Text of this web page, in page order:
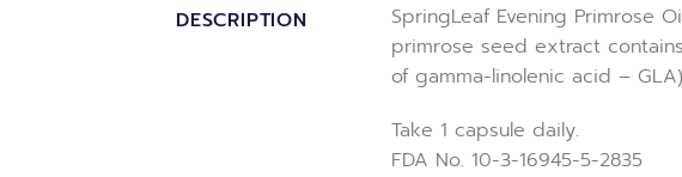
DESCRIPTION
SpringLeaf Evening Primrose
primrose seed extract
of gamma-linolenic acid –
Take 1 capsule daily.
FDA No. 10-3-16945-5-2835